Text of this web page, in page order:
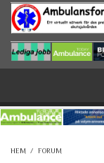
Hoppa till huvudinnehåll
HEM / FORUM